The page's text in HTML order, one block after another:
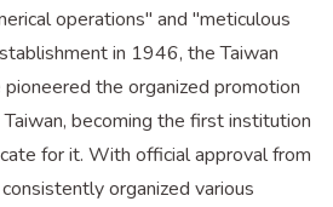
operations" and "meticulous
in 1946, the Taiwan
pioneered the organized promotion
becoming the first institution
for it. With official approval from
organized various